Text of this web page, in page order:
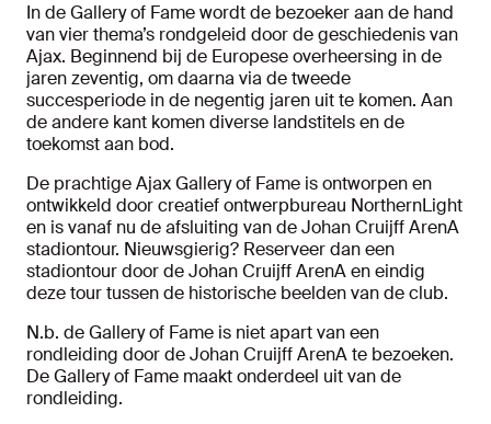
In de Gallery of Fame wordt de bezoeker aan de hand
van vier thema’s rondgeleid door de geschiedenis van
Ajax. Beginnend bij de Europese overheersing in de
jaren zeventig, om daarna via de tweede
succesperiode in de negentig jaren uit te komen. Aan
de andere kant komen diverse landstitels en de
toekomst aan bod.
De prachtige Ajax Gallery of Fame is ontworpen en
ontwikkeld door creatief ontwerpbureau NorthernLight
en is vanaf nu de afsluiting van de Johan Cruijff ArenA
stadiontour. Nieuwsgierig? Reserveer dan een
stadiontour door de Johan Cruijff ArenA en eindig
deze tour tussen de historische beelden van de club.
N.b. de Gallery of Fame is niet apart van een
rondleiding door de Johan Cruijff ArenA te bezoeken.
De Gallery of Fame maakt onderdeel uit van de
rondleiding.